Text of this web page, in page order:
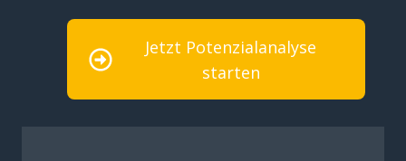
Jetzt Potenzialanalyse
starten